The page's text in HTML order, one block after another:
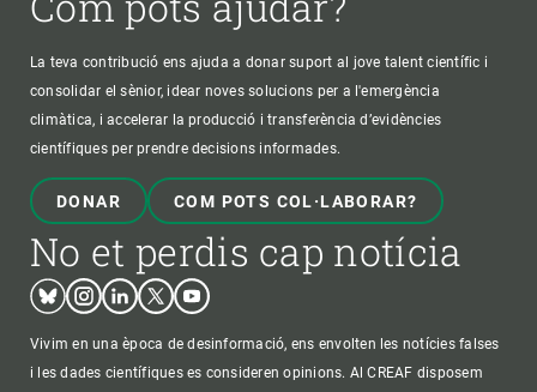
La teva contribució ens ajuda a donar suport al jove talent científic i
consolidar el sènior, idear noves solucions per a l'emergència
climàtica, i accelerar la producció i transferència d’evidències
científiques per prendre decisions informades.
DONAR COM POTS COL·LABORAR?
No et perdis cap notícia
BlueskyInstagram
LinkedinTwitterYoutube
Vivim en una època de desinformació, ens envolten les notícies falses
i les dades científiques es consideren opinions. Al CREAF disposem